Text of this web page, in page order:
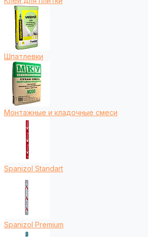
Шпатлевки
Монтажные и кладочные смеси
Spanizol Standart
Spanizol Premium